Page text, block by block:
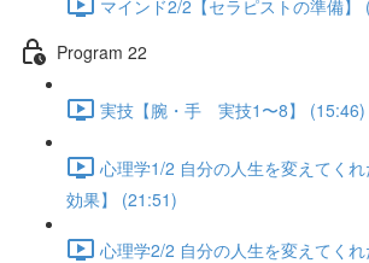
マインド2/2【セラピストの準備】
Program 22
実技【腕・手 実技1〜8】 (15:46)
心理学1/2 自分の人生を変えてく
効果】 (21:51)
心理学2/2 自分の人生を変えてく